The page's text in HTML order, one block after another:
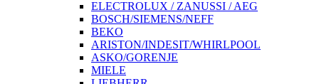
ELECTROLUX / ZANUSSI / AEG
BOSCH/SIEMENS/NEFF
BEKO
ARISTON/INDESIT/WHIRLPOOL
ASKO/GORENJE
MIELE